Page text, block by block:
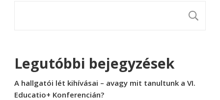
Legutóbbi bejegyzések
A hallgatói lét kihívásai – avagy mit tanultunk a VI.
Educatio+ Konferencián?